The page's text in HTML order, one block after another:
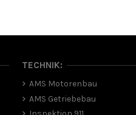
TECHNIK:
AMS Motorenbau
AMS Getriebebau